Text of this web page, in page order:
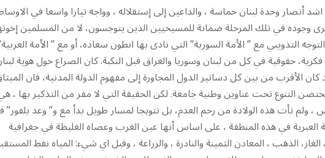
أنصار وحدة لبنان حماسة ، والداعين إلى إستقلاله ، وواجه تيارا واسعا في
وجوده في تلك المرحلة ضمانة للمسيحيين الذين يتوجسون، لا من المسلمين
التذويبي مع ” الأمة السورية” التي نادى بها انطون سعاده، أو مع ” الأمة
حقوقية في كل من لبنان وسوريا والعراق قبل النكبة. كان الصراع حول هوية
الأقرب من بين كل دساتير الدول المجاورة إلى مفهوم الدولة المدنية، فان
تحت عناوين وطنية جامعة. لكن الحقيقة التي لا مفر من التذكير بها ،
والمقاييس ، ولم تأت هذه الولادة من رحم العدم، بل تتويجا لمسار طويل بدأ مع و” وعد
العبرية في هذه المنطقة ، على اساس أنها عين الغرب وعصاه الغليظة في جغرافية
الذهب ، المعادن الثمينة والنادرة ، والزراعة ، وقبل اي شيء: المياه نفط